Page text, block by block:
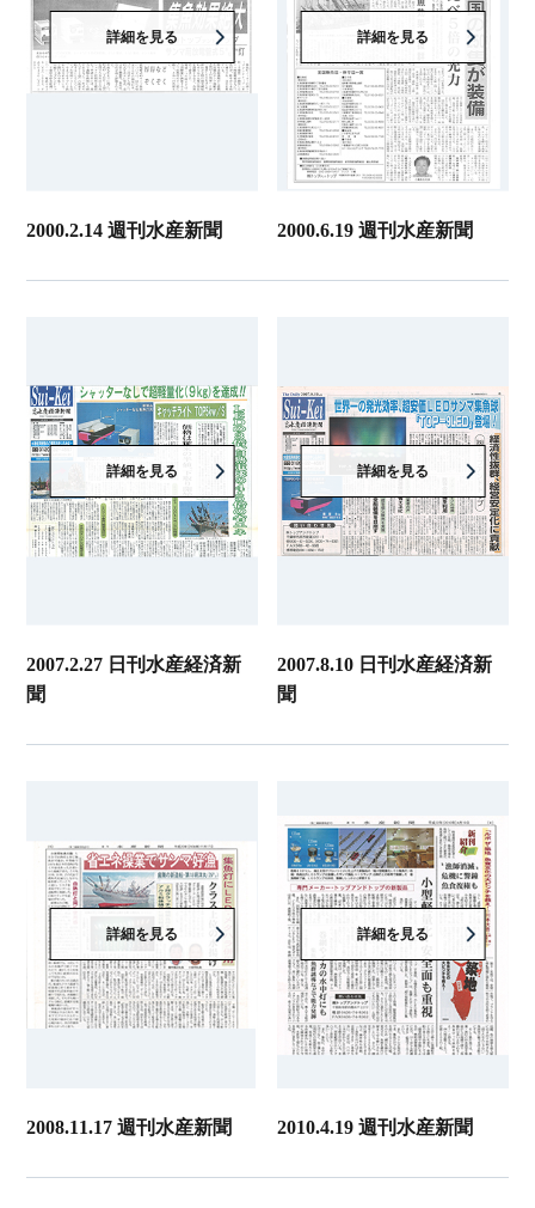
詳細を見る
2000.2.14 週刊水産新聞
詳細を見る
2000.6.19 週刊水産新聞
詳細を見る
2007.2.27 日刊水産経済新
聞
詳細を見る
2007.8.10 日刊水産経済新
聞
詳細を見る
2008.11.17 週刊水産新聞
詳細を見る
2010.4.19 週刊水産新聞